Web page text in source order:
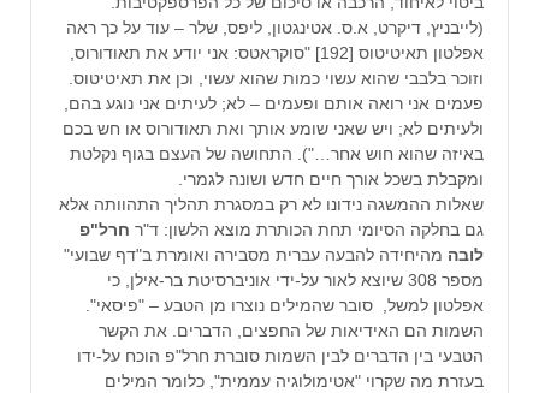
(לייבניץ, דיקרט, א.ס. אטינגטון, ליפס, שלר – עוד על כך ראה
אפלטון תאיטיטוס [192] "סוקראטס: אני יודע את תאודורוס,
וזוכר בלבבי שהוא עשוי כמות שהוא עשוי, וכן את תאיטיטוס.
פעמים אני רואה אותם ופעמים – לא; לעיתים אני נוגע בהם,
ולעיתים לא; ויש שאני שומע אותך ואת תאודורוס או חש בכם
באיזה שהוא חוש אחר…"). התחושה של העצם בגוף נקלטת
ומקבלת בשכל אורך חיים חדש ושונה לגמרי.
שאלות ההמשגה נידונו לא רק במסגרת תהליך התהוותה אלא
גם בחלקה הסיומי תחת הכותרת מוצא הלשון: ד"ר חרל"פ
לובה מהיחידה להבעה עברית מסבירה ואומרת ב"דף שבועי"
מספר 308 שיוצא לאור על-ידי אוניברסיטת בר-אילן, כי
אפלטון למשל, סובר שהמילים נוצרו מן הטבע – "פיסאי".
השמות הם האידיאות של החפצים, הדברים. את הקשר
הטבעי בין הדברים לבין השמות סוברת חרל"פ הוכח על-ידו
בעזרת מה שקרוי "אטימולוגיה עממית", כלומר המילים